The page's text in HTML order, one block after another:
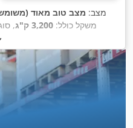
מצב: מצב טוב מאוד
משקל כולל: 3,200 ק"ג ,